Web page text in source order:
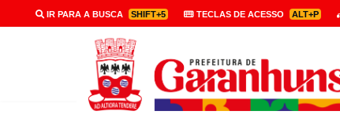
IR PARA A BUSCA SHIFT+5 TECLAS DE ACESSO ALT+P